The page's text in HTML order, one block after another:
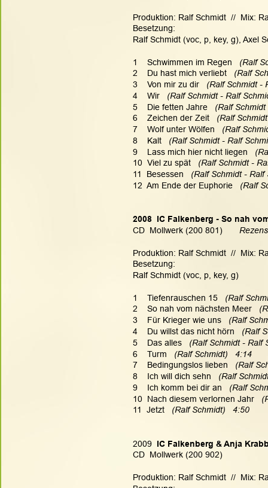
Produktion: Ralf Schmidt  //  Mix:
Besetzung:
Ralf Schmidt (voc, p, key, g), Axel
1    Schwimmen im Regen (Ralf
2    Du hast mich verliebt (Ralf
3    Von mir zu dir (Ralf Schmidt -
4    Wir
(Ralf Schmidt - Ralf
5    Die fetten Jahre
(Ralf
6    Zeichen der Zeit
(Ralf
7    Wolf unter Wölfen
(Ralf
8    Kalt
(Ralf Schmidt - Ralf
9    Lass mich hier nicht liegen
10  Viel zu spät (Ralf Schmidt -
11  Besessen
(Ralf Schmidt - Ralf
12  Am Ende der Euphorie (Ralf
2008  IC Falkenberg - So nah
CD  Mollwerk (200 801)
Produktion: Ralf Schmidt  //  Mix:
Besetzung:
Ralf Schmidt (voc, p, key, g)
1    Tiefenrauschen 15
(Ralf
2    So nah vom nächsten Meer
3    Für Krieger wie uns (Ralf
4    Du willst das nicht hörn
(Ralf
5    Das alles (Ralf Schmidt - Ralf
6    Turm (Ralf Schmidt)   4:14
7    Bedingungslos lieben
(Ralf
8    Ich will dich sehn (Ralf
9    Ich komm bei dir an
(Ralf
10  Nach diesem verlornen Jahr
11  Jetzt
(Ralf Schmidt)   4:50
2009 IC Falkenberg & Anja
CD  Mollwerk (200 902)
Produktion: Ralf Schmidt  //  Mix: